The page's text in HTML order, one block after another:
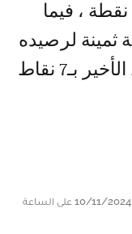
احتلاله للمركز الـ11 برصيد 13 نقطة ، فيما
ثمينة لرصيده
وواصل احتلاله للمركز ما قبل الأخير بـ7 نقاط
في 10/11/2024 على الساعة 20:00, تحديث بتاريخ 10/11/2024 على الساعة